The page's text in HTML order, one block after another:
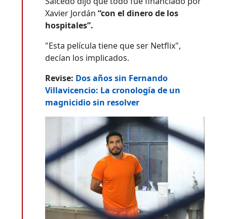
Xavier Jordán “con el dinero de los
hospitales”.
"Esta película tiene que ser Netflix",
decían los implicados.
Revise: Dos años sin Fernando
Villavicencio: La cronología de un
magnicidio sin resolver